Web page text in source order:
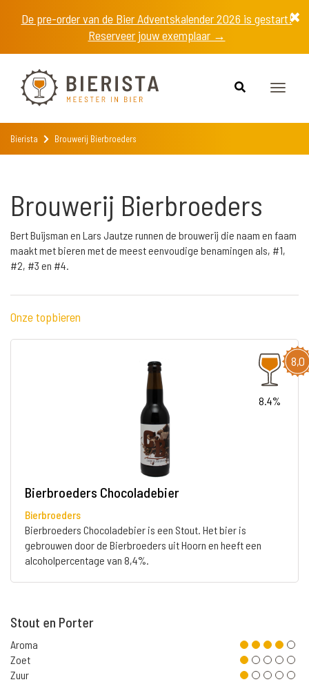
De pre-order van de Bier Adventskalender 2026 is gestart!
Reserveer jouw exemplaar →
Toggle
Bierista Brouwerij Bierbroeders
Brouwerij Bierbroeders
Bert Buijsman en Lars Jautze runnen de brouwerij die naam en faam
maakt met bieren met de meest eenvoudige benamingen als, #1,
#2, #3 en #4.
Onze topbieren
8,0
8.4%
Bierbroeders Chocoladebier
Bierbroeders
Bierbroeders Chocoladebier is een Stout. Het bier is
gebrouwen door de Bierbroeders uit Hoorn en heeft een
alcoholpercentage van 8,4%.
Stout en Porter
Aroma
Zoet
Zuur